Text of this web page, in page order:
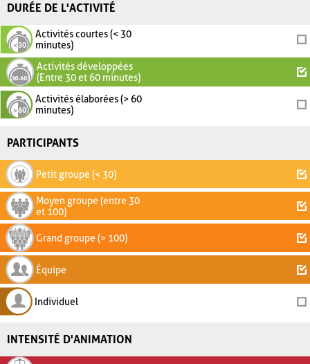
DURÉE DE L'ACTIVITÉ
Activités courtes (< 30
minutes)
Activités développées
(Entre 30 et 60 minutes)
Activités élaborées (> 60
minutes)
PARTICIPANTS
Petit groupe (< 30)
Moyen groupe (entre 30
et 100)
Grand groupe (> 100)
Équipe
Individuel
INTENSITÉ D'ANIMATION